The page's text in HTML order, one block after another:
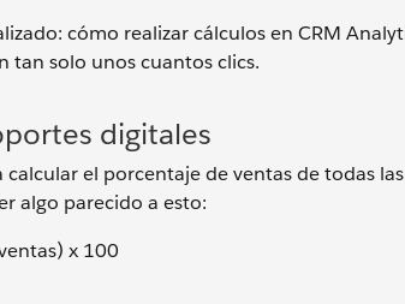
cómo realizar cálculos en CRM
tan solo unos cuantos clics.
digitales
el porcentaje de ventas de todas
algo parecido a esto:
x 100